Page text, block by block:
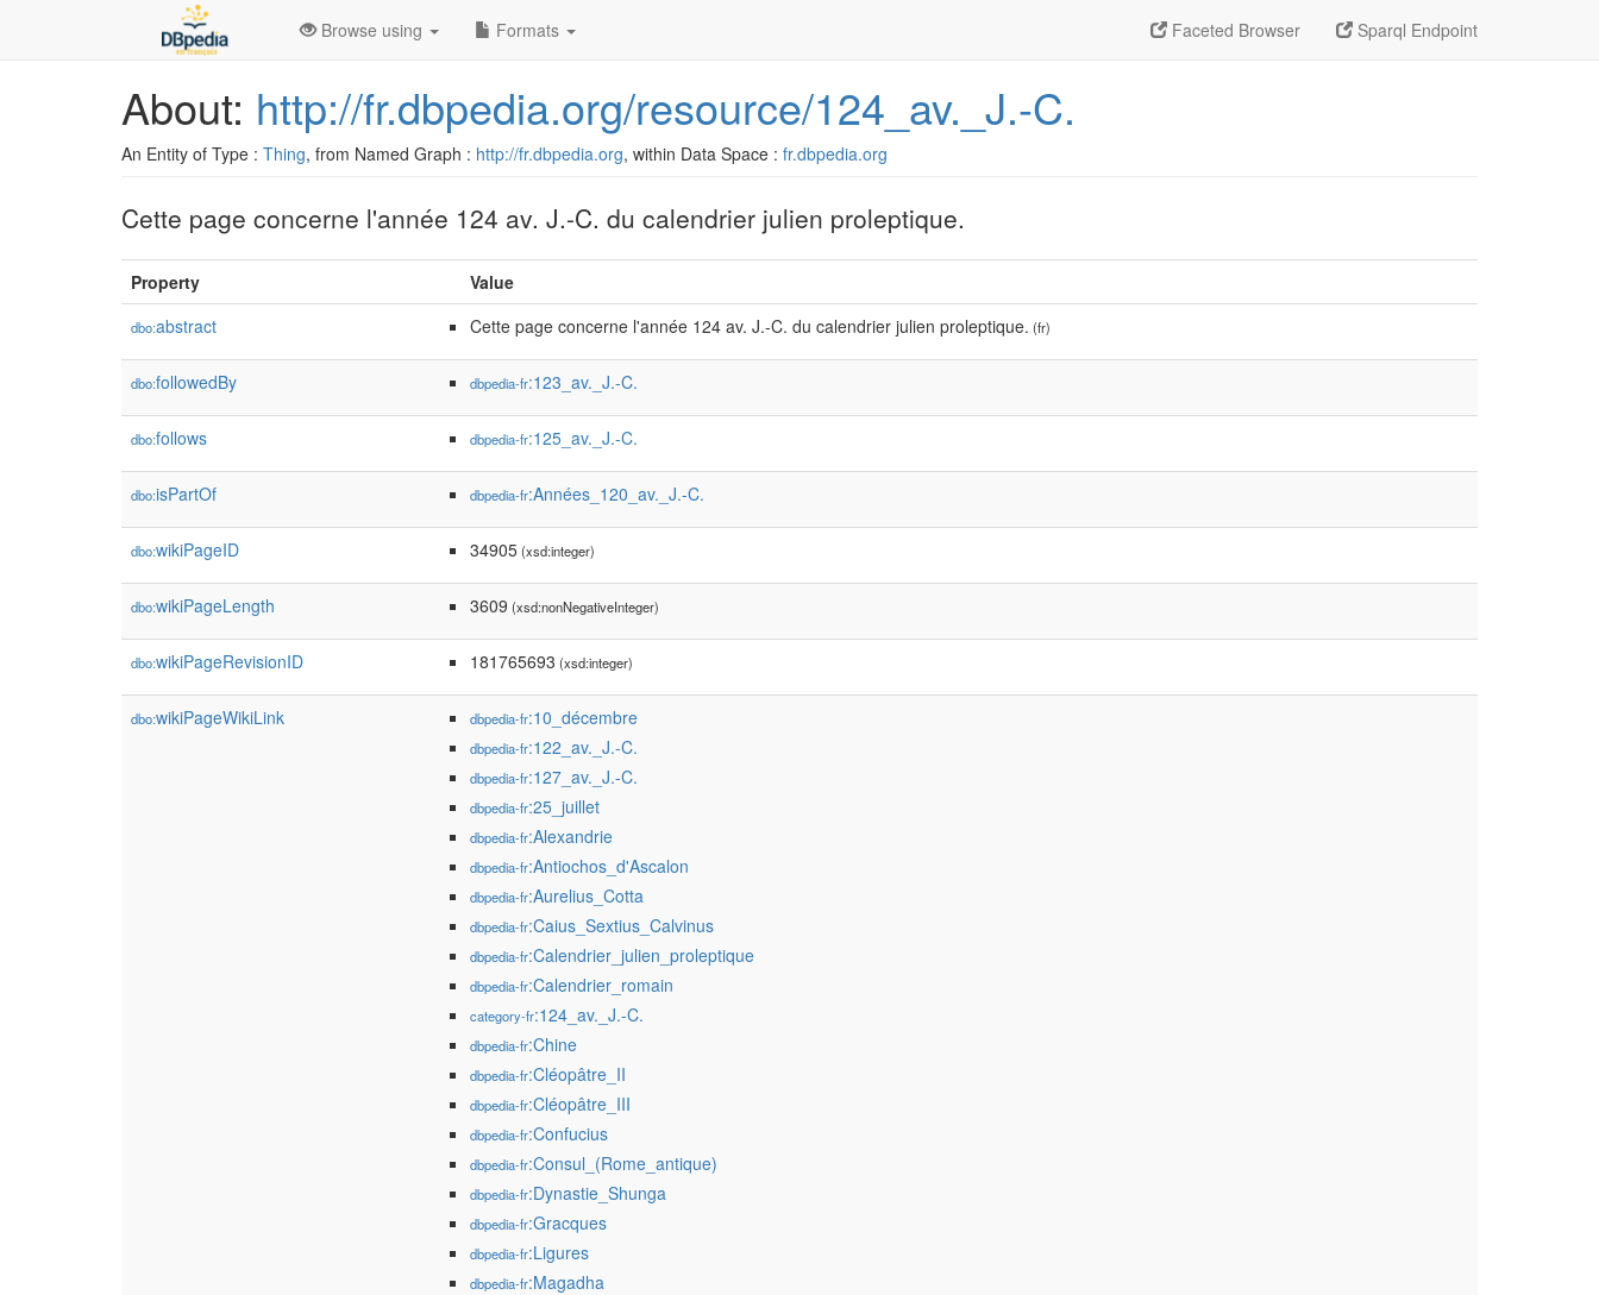
Faceted Browser Sparql Endpoint
Browse using Formats
About: http://fr.dbpedia.org/resource/124_av._J.-C.
An Entity of Type : Thing, from Named Graph : http://fr.dbpedia.org, within Data Space : fr.dbpedia.org
Cette page concerne l'année 124 av. J.-C. du calendrier julien proleptique.
Property Value
dbo:abstract Cette page concerne l'année 124 av. J.-C. du calendrier julien proleptique. (fr)
dbo:followedBy dbpedia-fr:123_av._J.-C.
dbo:follows dbpedia-fr:125_av._J.-C.
dbo:isPartOf dbpedia-fr:Années_120_av._J.-C.
dbo:wikiPageID 34905(xsd:integer)
dbo:wikiPageLength 3609 (xsd:nonNegativeInteger)
dbo:wikiPageRevisionID 181765693 (xsd:integer)
dbo:wikiPageWikiLink dbpedia-fr:10_décembre
dbpedia-fr:122_av._J.-C.
dbpedia-fr:127_av._J.-C.
dbpedia-fr:25_juillet
dbpedia-fr:Alexandrie
dbpedia-fr:Antiochos_d'Ascalon
dbpedia-fr:Aurelius_Cotta
dbpedia-fr:Caius_Sextius_Calvinus
dbpedia-fr:Calendrier_julien_proleptique
dbpedia-fr:Calendrier_romain
category-fr:124_av._J.-C.
dbpedia-fr:Chine
dbpedia-fr:Cléopâtre_II
dbpedia-fr:Cléopâtre_III
dbpedia-fr:Confucius
dbpedia-fr:Consul_(Rome_antique)
dbpedia-fr:Dynastie_Shunga
dbpedia-fr:Gracques
dbpedia-fr:Ligures
dbpedia-fr:Magadha